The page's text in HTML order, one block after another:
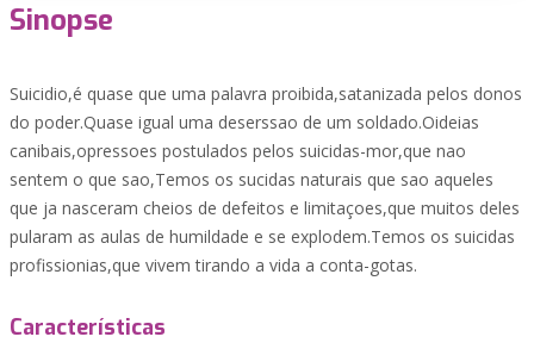
Sinopse
Suicidio,é quase que uma palavra proibida,satanizada pelos donos
do poder.Quase igual uma deserssao de um soldado.Oideias
canibais,opressoes postulados pelos suicidas-mor,que nao
sentem o que sao,Temos os sucidas naturais que sao aqueles
que ja nasceram cheios de defeitos e limitaçoes,que muitos deles
pularam as aulas de humildade e se explodem.Temos os suicidas
profissionias,que vivem tirando a vida a conta-gotas.
Características